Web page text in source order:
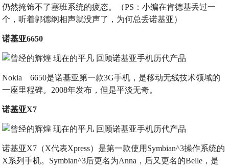
仍然掩饰不了塞班系统的疲态。（PS：小编在肯德基丢过一
个，听着郭德纲相声就没声了，为何总丢诺基亚）
诺基亚6650
Nokia 6650是诺基亚第一款3G手机，是移动无线技术领域的
一座里程碑。2008年发布，但是平淡无奇。
诺基亚X7
诺基亚X7（X代表Xpress）是第一款使用Symbian^3操作系统的
X系列手机。Symbian^3后更名为Anna，后又更名的Belle，是